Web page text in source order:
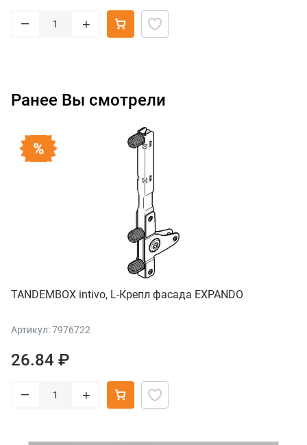
– +
Ранее Вы смотрели
TANDEMBOX intivo, L-Крепл фасада EXPANDO
Артикул: 7976722
26.84 ₽
– +